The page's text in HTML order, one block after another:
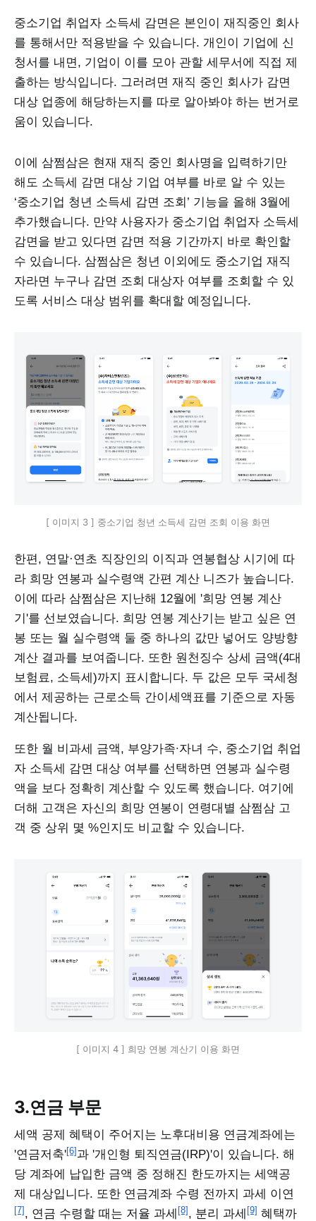
중소기업 취업자 소득세 감면은 본인이 재직중인 회사
를 통해서만 적용받을 수 있습니다. 개인이 기업에 신
청서를 내면, 기업이 이를 모아 관할 세무서에 직접 제
출하는 방식입니다. 그러려면 재직 중인 회사가 감면
대상 업종에 해당하는지를 따로 알아봐야 하는 번거로
움이 있습니다.
이에 삼쩜삼은 현재 재직 중인 회사명을 입력하기만
해도 소득세 감면 대상 기업 여부를 바로 알 수 있는
‘중소기업 청년 소득세 감면 조회’ 기능을 올해 3월에
추가했습니다. 만약 사용자가 중소기업 취업자 소득세
감면을 받고 있다면 감면 적용 기간까지 바로 확인할
수 있습니다. 삼쩜삼은 청년 이외에도 중소기업 재직
자라면 누구나 감면 조회 대상자 여부를 조회할 수 있
도록 서비스 대상 범위를 확대할 예정입니다.
[ 이미지 3 ] 중소기업 청년 소득세 감면 조회 이용 화면
한편, 연말·연초 직장인의 이직과 연봉협상 시기에 따
라 희망 연봉과 실수령액 간편 계산 니즈가 높습니다.
이에 따라 삼쩜삼은 지난해 12월에 '희망 연봉 계산
기'를 선보였습니다. 희망 연봉 계산기는 받고 싶은 연
봉 또는 월 실수령액 둘 중 하나의 값만 넣어도 양방향
계산 결과를 보여줍니다. 또한 원천징수 상세 금액(4대
보험료, 소득세)까지 표시합니다. 두 값은 모두 국세청
에서 제공하는 근로소득 간이세액표를 기준으로 자동
계산됩니다.
또한 월 비과세 금액, 부양가족∙자녀 수, 중소기업 취업
자 소득세 감면 대상 여부를 선택하면 연봉과 실수령
액을 보다 정확히 계산할 수 있도록 했습니다. 여기에
더해 고객은 자신의 희망 연봉이 연령대별 삼쩜삼 고
객 중 상위 몇 %인지도 비교할 수 있습니다.
[ 이미지 4 ] 희망 연봉 계산기 이용 화면
3.연금 부문
세액 공제 혜택이 주어지는 노후대비용 연금계좌에는
'연금저축'[6]과 '개인형 퇴직연금(IRP)'이 있습니다. 해
당 계좌에 납입한 금액 중 정해진 한도까지는 세액공
제 대상입니다. 또한 연금계좌 수령 전까지 과세 이연
[7], 연금 수령할 때는 저율 과세 [8], 분리 과세 [9] 혜택까